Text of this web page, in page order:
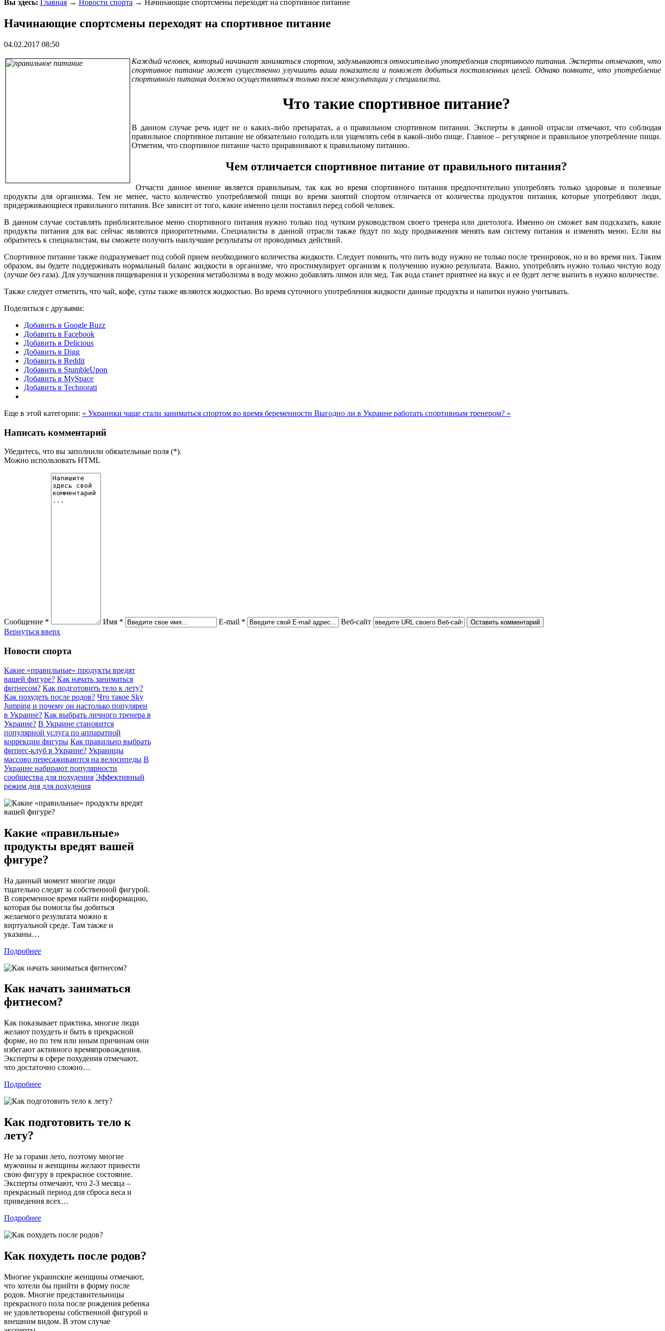
Вы здесь: Главная → Новости спорта → Начинающие спортсмены переходят на спортивное питание
Начинающие спортсмены переходят на спортивное питание
04.02.2017 08:50
Каждый человек, который начинает заниматься спортом, задумываются относительно употребления спортивного питания. Эксперты отмечают, что
спортивное питание может существенно улучшить ваши показатели и поможет добиться поставленных целей. Однако помните, что употребление
спортивного питания должно осуществляться только после консультации у специалиста.
Что такие спортивное питание?
В данном случае речь идет не о каких-либо препаратах, а о правильном спортивном питании. Эксперты в данной отрасли отмечают, что соблюдая
правильное спортивное питание не обязательно голодать или ущемлять себя в какой-либо пище. Главное – регулярное и правильное употребление пищи.
Отметим, что спортивное питание часто приравнивают к правильному питанию.
Чем отличается спортивное питание от правильного питания?
Отчасти данное мнение является правильным, так как во время спортивного питания предпочтительно употреблять только здоровые и полезные
продукты для организма. Тем не менее, часто количество употребляемой пищи во время занятий спортом отличается от количества продуктов питания, которые употребляют люди,
придерживающиеся правильного питания. Все зависит от того, какие именно цели поставил перед собой человек.
В данном случае составлять приблизительное меню спортивного питания нужно только под чутким руководством своего тренера или диетолога. Именно он сможет вам подсказать, какие
продукты питания для вас сейчас являются приоритетными. Специалисты в данной отрасли также будут по ходу продвижения менять вам систему питания и изменять меню. Если вы
обратитесь к специалистам, вы сможете получить наилучшие результаты от проводимых действий.
Спортивное питание также подразумевает под собой прием необходимого количества жидкости. Следует помнить, что пить воду нужно не только после тренировок, но и во время них. Таким
образом, вы будете поддерживать нормальный баланс жидкости в организме, что простимулирует организм к получению нужно результата. Важно, употреблять нужно только чистую воду
(лучше без газа). Для улучшения пищеварения и ускорения метаболизма в воду можно добавлять лимон или мед. Так вода станет приятнее на вкус и ее будет легче выпить в нужно количестве.
Также следует отметить, что чай, кофе, супы также являются жидкостью. Во время суточного употребления жидкости данные продукты и напитки нужно учитывать.
Поделиться с друзьями:
Добавить в Google Buzz
Добавить в Facebook
Добавить в Delicious
Добавить в Digg
Добавить в Reddit
Добавить в StumbleUpon
Добавить в MySpace
Добавить в Technorati
Еще в этой категории: « Украинки чаще стали заниматься спортом во время беременности Выгодно ли в Украине работать спортивным тренером? »
Написать комментарий
Убедитесь, что вы заполнили обязательные поля (*).
Можно использовать HTML
Сообщение * Имя * E-mail *
Веб-сайт
Вернуться вверх
Новости спорта
Какие «правильные» продукты вредят
вашей фигуре? Как начать заниматься
фитнесом? Как подготовить тело к лету?
Как похудеть после родов? Что такое Sky
Jumping и почему он настолько популярен
в Украине? Как выбрать личного тренера в
Украине? В Украине становится
популярной услуга по аппаратной
коррекции фигуры Как правильно выбрать
фитнес-клуб в Украине? Украинцы
массово пересаживаются на велосипеды В
Украине набирают популярности
сообщества для похудения Эффективный
режим дня для похудения
Какие «правильные»
продукты вредят вашей
фигуре?
На данный момент многие люди
тщательно следят за собственной фигурой.
В современное время найти информацию,
которая бы помогла бы добиться
желаемого результата можно в
виртуальной среде. Там также и
указаны…
Подробнее
Как начать заниматься
фитнесом?
Как показывает практика, многие люди
желают похудеть и быть в прекрасной
форме, но по тем или иным причинам они
избегают активного времяпровождения.
Эксперты в сфере похудения отмечают,
что достаточно сложно…
Подробнее
Как подготовить тело к
лету?
Не за горами лето, поэтому многие
мужчины и женщины желают привести
свою фигуру в прекрасное состояние.
Эксперты отмечают, что 2-3 месяца –
прекрасный период для сброса веса и
приведения всех…
Подробнее
Как похудеть после родов?
Многие украинские женщины отмечают,
что хотели бы прийти в форму после
родов. Многие представительницы
прекрасного пола после рождения ребенка
не удовлетворены собственной фигурой и
внешним видом. В этом случае